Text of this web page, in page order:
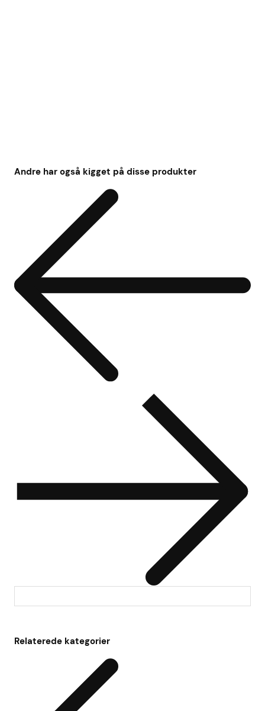
Andre har også kigget på disse produkter
Relaterede kategorier